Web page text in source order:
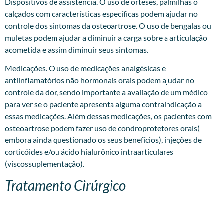
calçados com características específicas podem ajudar no
controle dos sintomas da osteoartrose. O uso de bengalas ou
muletas podem ajudar a diminuir a carga sobre a articulação
acometida e assim diminuir seus sintomas.
Medicações. O uso de medicações analgésicas e
antiinflamatórios não hormonais orais podem ajudar no
controle da dor, sendo importante a avaliação de um médico
para ver se o paciente apresenta alguma contraindicação a
essas medicações. Além dessas medicações, os pacientes com
osteoartrose podem fazer uso de condroprotetores orais(
embora ainda questionado os seus benefícios), injeções de
corticóides e/ou ácido hialurônico intraarticulares
(viscossuplementação).
Tratamento Cirúrgico